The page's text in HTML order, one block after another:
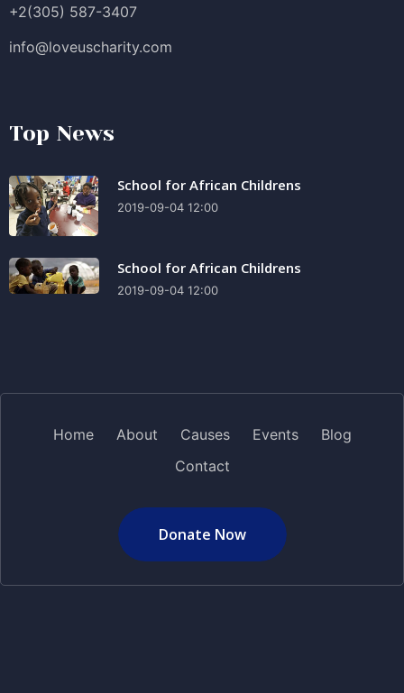
+2(305) 587-3407
info@loveuscharity.com
Top News
School for African Childrens
2019-09-04 12:00
School for African Childrens
2019-09-04 12:00
Home About Causes Events
Blog
Contact
Donate Now